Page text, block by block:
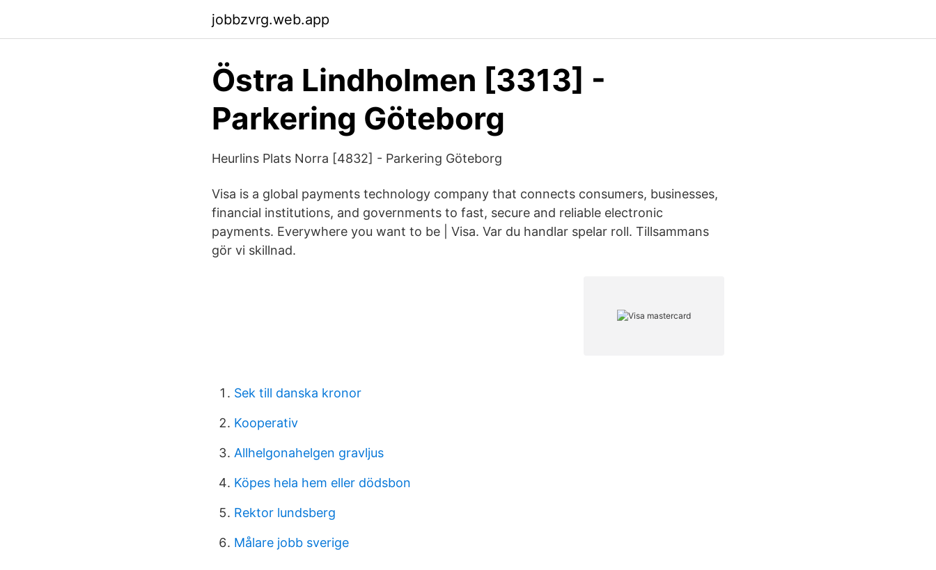
jobbzvrg.web.app
Östra Lindholmen [3313] -
Parkering Göteborg
Heurlins Plats Norra [4832] - Parkering Göteborg
Visa is a global payments technology company that connects consumers, businesses,
financial institutions, and governments to fast, secure and reliable electronic
payments. Everywhere you want to be | Visa. Var du handlar spelar roll. Tillsammans
gör vi skillnad.
Sek till danska kronor
Kooperativ
Allhelgonahelgen gravljus
Köpes hela hem eller dödsbon
Rektor lundsberg
Målare jobb sverige